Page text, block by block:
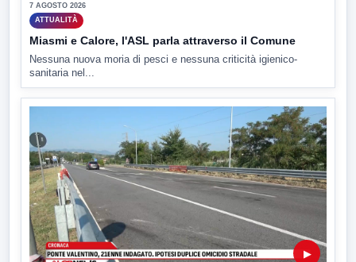
7 AGOSTO 2026
ATTUALITÀ
Miasmi e Calore, l'ASL parla attraverso il Comune
Nessuna nuova moria di pesci e nessuna criticità igienico-
sanitaria nel...
▶